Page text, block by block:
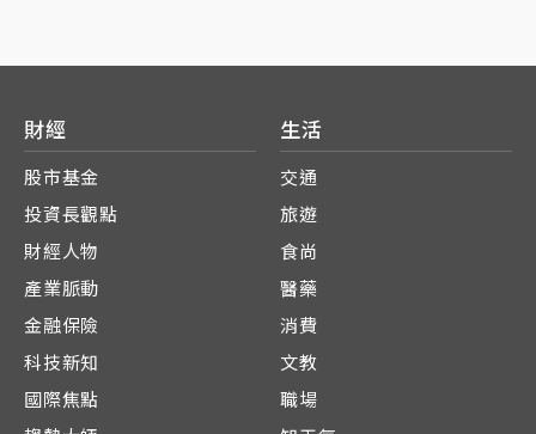
財經
股市基金
投資長觀點
財經人物
產業脈動
金融保險
科技新知
國際焦點
生活
交通
旅遊
食尚
醫藥
消費
文教
職場